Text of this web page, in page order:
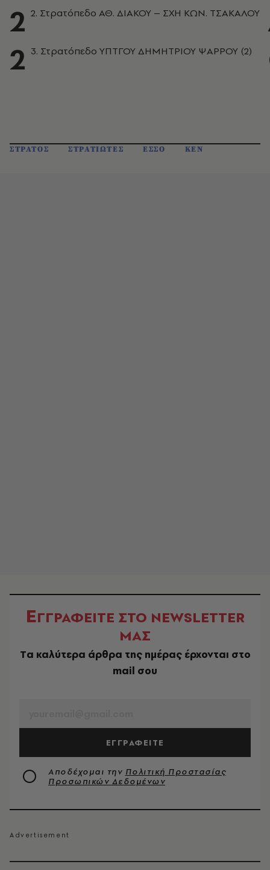
2 2. Στρατόπεδο ΑΘ. ΔΙΑΚΟΥ – ΣΧΗ ΚΩΝ. ΤΣΑΚΑΛΟΥ
2 3. Στρατόπεδο ΥΠΤΓΟΥ ΔΗΜΗΤΡΙΟΥ ΨΑΡΡΟΥ (2)
ΣΤΡΑΤΟΣ ΣΤΡΑΤΙΩΤΕΣ ΕΣΣΟ ΚΕΝ
ΕΓΓΡΑΦΕΙΤΕ ΣΤΟ NEWSLETTER
ΜΑΣ
Tα καλύτερα άρθρα της ημέρας έρχονται στο
mail σου
ΕΓΓΡΑΦΕΙΤΕ
Αποδέχομαι την Πολιτική Προστασίας
Προσωπικών Δεδομένων